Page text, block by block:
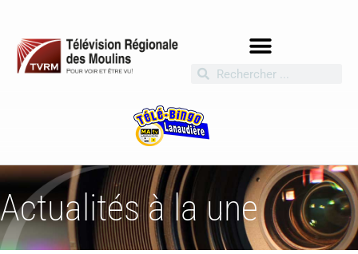
Actualités à la une